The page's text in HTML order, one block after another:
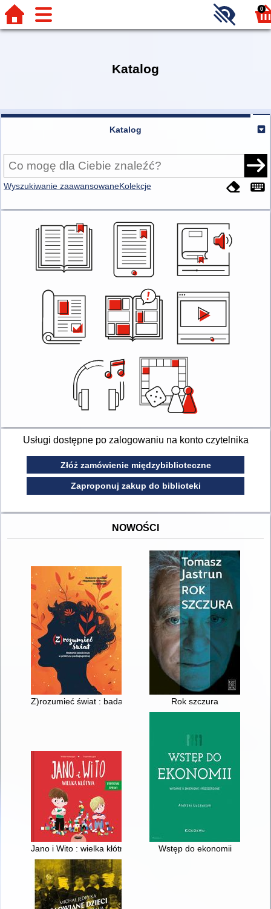
0
Katalog
Katalog
Wyszukiwanie zaawansowaneKolekcje
Usługi dostępne po zalogowaniu na konto czytelnika
Złóż zamówienie międzybiblioteczne
Zaproponuj zakup do biblioteki
NOWOŚCI
Z)rozumieć świat : badania jakościowe w praktyce
Rok szczura
Jano i Wito : wielka kłótnia Wstęp do ekonomii